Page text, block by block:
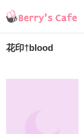
花印†blood